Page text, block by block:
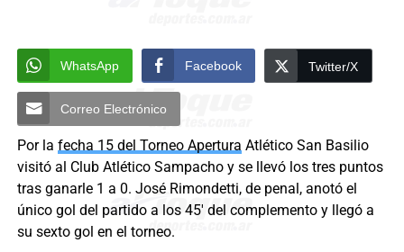
WhatsApp Facebook Twitter/X
Correo Electrónico
Por la fecha 15 del Torneo Apertura Atlético San Basilio
visitó al Club Atlético Sampacho y se llevó los tres puntos
tras ganarle 1 a 0. José Rimondetti, de penal, anotó el
único gol del partido a los 45′ del complemento y llegó a
su sexto gol en el torneo.